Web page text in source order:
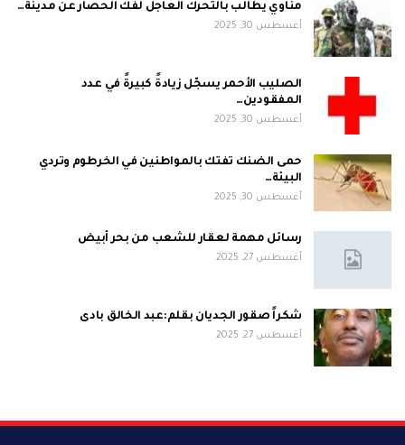
مناوي يطالب بالتحرك العاجل لفك الحصار عن مدينة…
أغسطس 30, 2025
الصليب الأحمر يسجّل زيادةً كبيرةً في عدد
المفقودين…
أغسطس 30, 2025
حمى الضنك تفتك بالمواطنين في الخرطوم وتردي
البيئة…
أغسطس 30, 2025
رسائل مهمة لعقار للشعب من بحر أبيض
أغسطس 27, 2025
شكراً صقور الجديان بقلم:عبد الخالق بادى
أغسطس 27, 2025